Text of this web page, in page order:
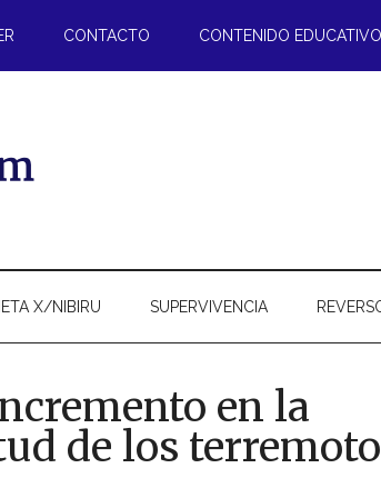
CONTACTO CONTENIDO EDUCATIVO
X/NIBIRU SUPERVIVENCIA
en la
de los